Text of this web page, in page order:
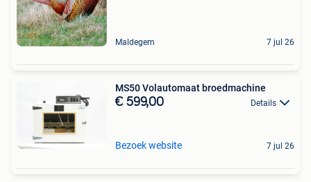
Maldegem 7 jul 26
MS50 Volautomaat broedmachine
€ 599,00 Details
Bezoek website 7 jul 26